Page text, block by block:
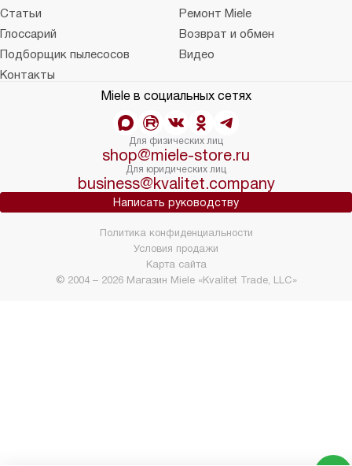
Статьи
Ремонт Miele
Глоссарий
Возврат и обмен
Подборщик пылесосов
Видео
Контакты
Miele в социальных сетях
Для физических лиц
shop@miele-store.ru
Для юридических лиц
business@kvalitet.company
Написать руководству
© 2004 – 2026 Магазин Miele «Kvalitet Trade, LLC»
Политика конфиденциальности
Условия продажи
Карта сайта